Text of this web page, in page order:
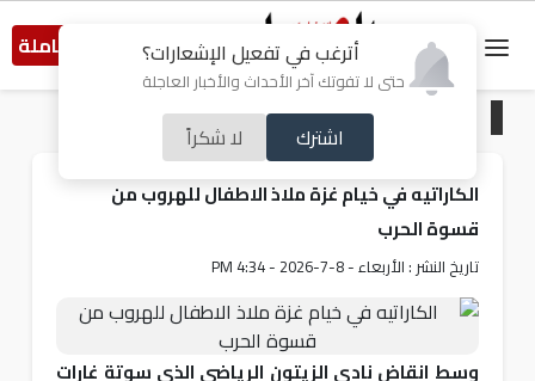
أترغب في تفعيل الإشعارات؟
حتى لا تفوتك آخر الأحداث والأخبار العاجلة
اشترك لا شكراً
النسخة الكاملة
من فلسطين
الكاراتيه في خيام غزة ملاذ الاطفال للهروب من
قسوة الحرب
تاريخ النشر : الأربعاء - 8-7-2026 - 4:34 PM
وسط انقاض نادي الزيتون الرياضي الذي سوتة غارات